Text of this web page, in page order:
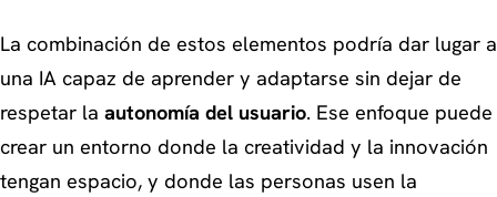
La combinación de estos elementos podría dar lugar a
una IA capaz de aprender y adaptarse sin dejar de
respetar la autonomía del usuario. Ese enfoque puede
crear un entorno donde la creatividad y la innovación
tengan espacio, y donde las personas usen la